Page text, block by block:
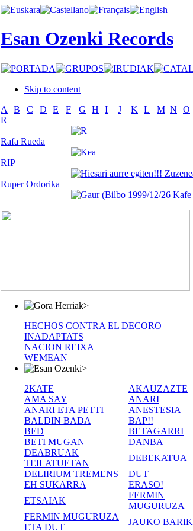
Esan Ozenki Records
Skip to content
A
B C D E F G H I J K L M N O
R
Rafa Rueda
RIP
Ruper Ordorika
>
HECHOS CONTRA EL DECORO
INADAPTATS
NACION REIXA
WEMEAN
>
2KATE
AKAUZAZTE
AMA SAY
ANARI
ANARI ETA PETTI
ANESTESIA
BALDIN BADA
BAP!!
BED
BETAGARRI
BETI MUGAN
DANBA
DEABRUAK
TEILATUETAN
DEBEKATUA
DELIRIUM TREMENS
DUT
EH SUKARRA
ERASO!
ETSAIAK
FERMIN
MUGURUZA
FERMIN MUGURUZA
ETA DUT
JAUKO BARIK